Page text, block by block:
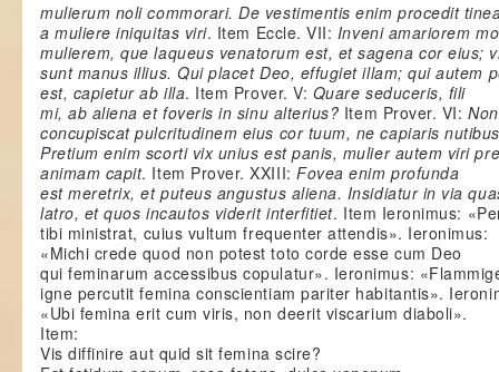
mulierum noli commorari. De vestimentis enim procedit
a muliere iniquitas viri. Item Eccle. VII: Inveni amariorem
mulierem, que laqueus venatorum est, et sagena cor eius;
sunt manus illius. Qui placet Deo, effugiet illam; qui autem
est, capietur ab illa. Item Prover. V: Quare seduceris, fili
mi, ab aliena et foveris in sinu alterius? Item Prover. VI:Non
concupiscat pulcritudinem eius cor tuum, ne capiaris
Pretium enim scorti vix unius est panis, mulier autem viri
animam capit. Item Prover. XXIII:Fovea enim profunda
est meretrix, et puteus angustus aliena. Insidiatur in via
latro, et quos incautos viderit interfitiet. Item Ieronimus:
tibi ministrat, cuius vultum frequenter attendis». Ieronimus:
«Michi crede quod non potest toto corde esse cum Deo
qui feminarum accessibus copulatur». Ieronimus:
igne percutit femina conscientiam pariter habitantis».
«Ubi femina erit cum viris, non deerit viscarium diaboli».
Item:
Vis diffinire aut quid sit femina scire?